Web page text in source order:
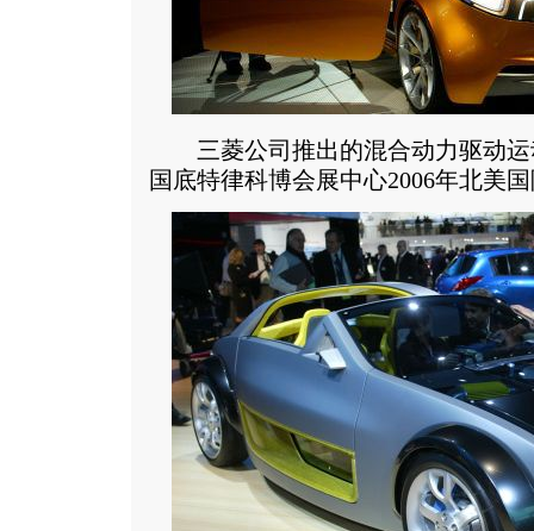
三菱公司推出的混合动力驱动运
国底特律科博会展中心2006年北美